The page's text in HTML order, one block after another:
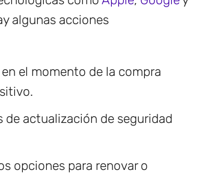
algunas acciones
el momento de la compra
de actualización de seguridad
opciones para renovar o